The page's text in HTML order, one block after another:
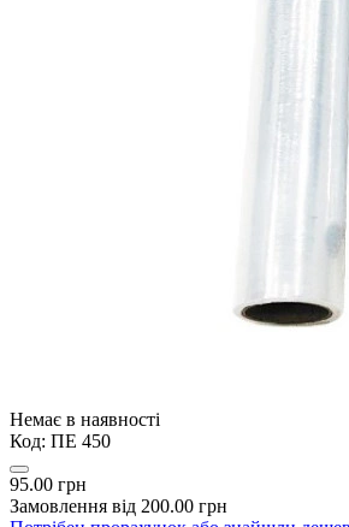
Немає в наявності
Код: ПЕ 450
95.00 грн
Замовлення від 200.00 грн